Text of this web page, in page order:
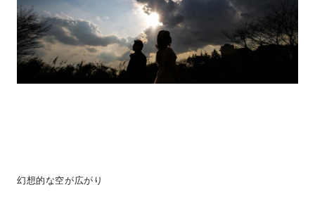
幻想的な空が広がり